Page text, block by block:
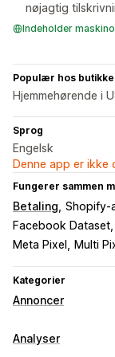
nøjagtig
Indeholder
Populær hos
Hjemmehørende i
Sprog
Engelsk
Denne app er ikke
Fungerer sammen
Betaling Shopify-
Facebook Dataset
Meta Pixel
Multi
Kategorier
Annoncer
Målretning
Analyser